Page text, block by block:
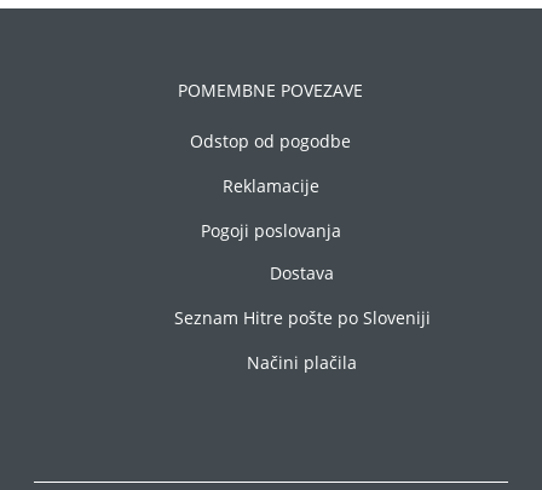
POMEMBNE POVEZAVE
Odstop od pogodbe
Reklamacije
Pogoji poslovanja
Dostava
Seznam Hitre pošte po Sloveniji
Načini plačila